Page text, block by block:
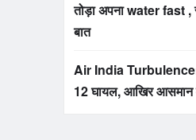
तोड़ा अपना water fast ,
बात
Air India Turbulence:
12 घायल, आखिर आसमान